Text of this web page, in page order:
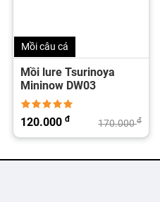
Mồi câu cá
Mồi lure Tsurinoya
Mininow DW03
170.000đ
120.000 đ